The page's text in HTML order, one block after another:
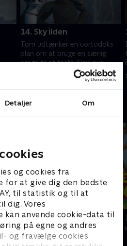
Detaljer Om
og cookies fra
for at give dig den bedste
til statistik og til at
dig. Vores
kan anvende cookie-data til
på egne og andres
og fravælge cookies
14. Sky ilden
Tom udtænker en uortodoks
plan om at bruge en særlig
drage til at teste Alex' nye
Jungledyret
Børneserier • 1